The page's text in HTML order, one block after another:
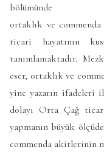
bölümünde
ortaklık ve
ticari hayatının
tanımlamaktadır.
eser, ortaklık ve
yine yazarın ifadeleri
dolayı Orta Çağ
yapmanın büyük
commenda akitlerinin